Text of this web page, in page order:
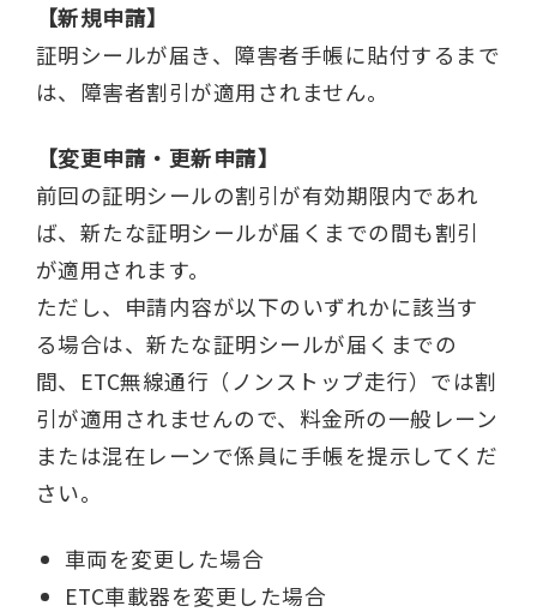
【新規申請】
証明シールが届き、障害者手帳に貼付するまで
は、障害者割引が適用されません。
【変更申請・更新申請】
前回の証明シールの割引が有効期限内であれ
ば、新たな証明シールが届くまでの間も割引
が適用されます。
ただし、申請内容が以下のいずれかに該当す
る場合は、新たな証明シールが届くまでの
間、ETC無線通行（ノンストップ走行）では割
引が適用されませんので、料金所の一般レーン
または混在レーンで係員に手帳を提示してくだ
さい。
車両を変更した場合
ETC車載器を変更した場合